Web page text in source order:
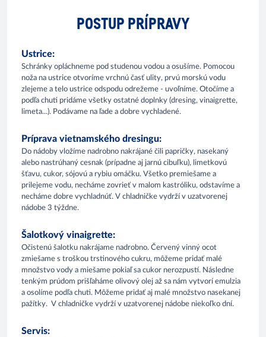
POSTUP PRÍPRAVY
Ustrice:
Schránky opláchneme pod studenou vodou a osušíme. Pomocou
noža na ustrice otvoríme vrchnú časť ulity, prvú morskú vodu
zlejeme a telo ustrice odspodu odrežeme - uvoľníme. Otočíme a
podľa chuti pridáme všetky ostatné doplnky (dresing, vinaigrette,
limeta...). Podávame na ľade a dobre vychladené.
Príprava vietnamského dresingu:
Do nádoby vložíme nadrobno nakrájané čili papričky, nasekaný
alebo nastrúhaný cesnak (prípadne aj jarnú cibuľku), limetkovú
šťavu, cukor, sójovú a rybiu omáčku. Všetko premiešame a
prilejeme vodu, necháme zovrieť v malom kastróliku, odstavíme a
necháme dobre vychladnúť. V chladničke vydrží v uzatvorenej
nádobe 3 týždne.
Šalotkový vinaigrette:
Očistenú šalotku nakrájame nadrobno. Červený vinný ocot
zmiešame s troškou trstinového cukru, môžeme pridať malé
množstvo vody a miešame pokiaľ sa cukor nerozpustí. Následne
tenkým prúdom prišľaháme olivový olej až sa nám vytvorí emulzia
a osolíme podľa chuti. Môžeme pridať aj malé množstvo nasekanej
pažítky. V chladničke vydrží v uzatvorenej nádobe niekoľko dní.
Servis: